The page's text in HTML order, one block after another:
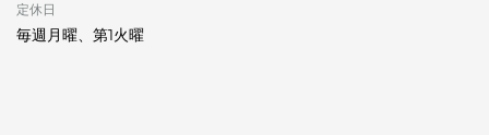
定休日
毎週月曜、第1火曜